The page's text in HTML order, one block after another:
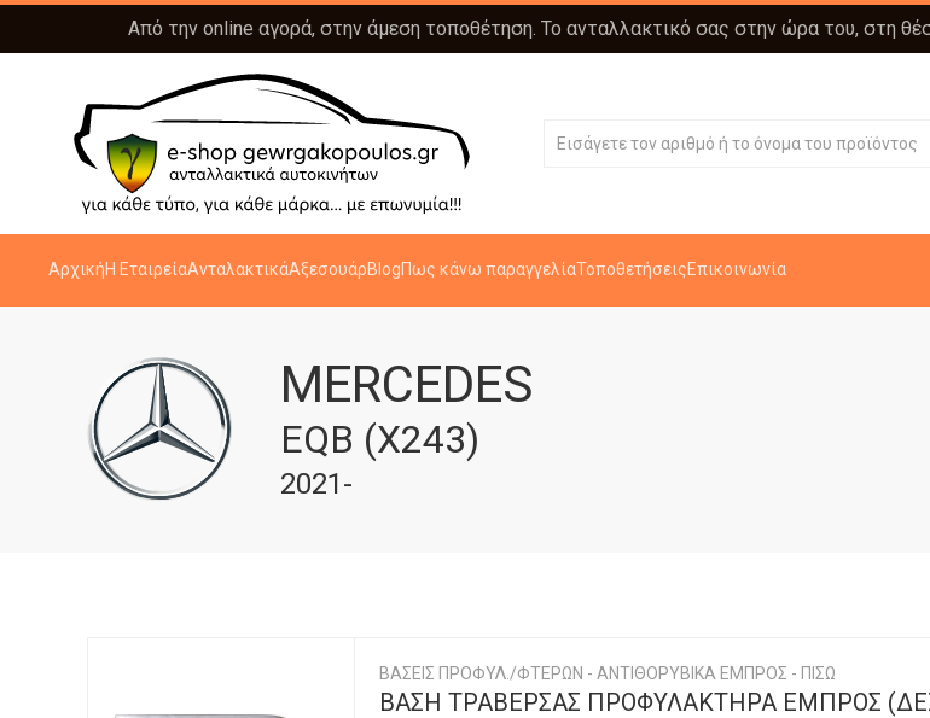
Από την online αγορά, στην άμεση τοποθέτηση. Το ανταλλακτικό σας στην ώρα του, στη
ΑρχικήΗ ΕταιρείαΑνταλακτικάΑξεσουάρBlogΠως κάνω παραγγελίαΤοποθετήσειςΕπικοινωνία
MERCEDES
EQB (X243)
2021-
ΒΑΣΕΙΣ ΠΡΟΦΥΛ./ΦΤΕΡΩΝ - ΑΝΤΙΘΟΡΥΒΙΚΑ ΕΜΠΡΟΣ - ΠΙΣΩ
ΒΑΣΗ ΤΡΑΒΕΡΣΑΣ ΠΡΟΦΥΛΑΚΤΗΡΑ ΕΜΠΡΟΣ